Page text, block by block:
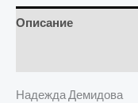
Описание
Надежда Демидова